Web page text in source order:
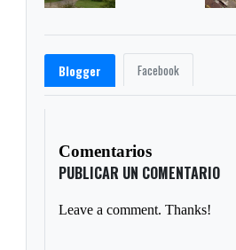
Blogger Facebook
Comentarios
PUBLICAR UN COMENTARIO
Leave a comment. Thanks!